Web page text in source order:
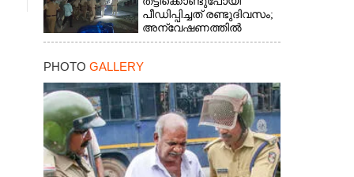
പീഡിപ്പിച്ചത് രണ്ടുദിവസം;
അന്വേഷണത്തിൽ
നിർണായകമായത്
ഡെലിവറി
PHOTO GALLERY